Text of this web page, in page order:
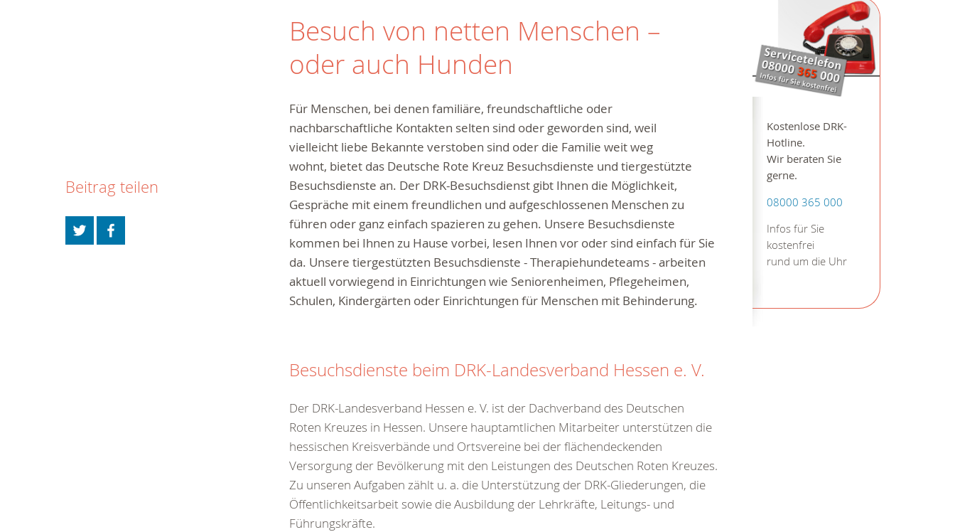
Kostenlose DRK-
Hotline.
Wir beraten Sie
gerne.
08000 365 000
Infos für Sie
kostenfrei
rund um die Uhr
Besuch von netten Menschen –
oder auch Hunden
Für Menschen, bei denen familiäre, freundschaftliche oder
nachbarschaftliche Kontakten selten sind oder geworden sind, weil
vielleicht liebe Bekannte verstoben sind oder die Familie weit weg
wohnt, bietet das Deutsche Rote Kreuz Besuchsdienste und tiergestützte
Besuchsdienste an. Der DRK-Besuchsdienst gibt Ihnen die Möglichkeit,
Gespräche mit einem freundlichen und aufgeschlossenen Menschen zu
führen oder ganz einfach spazieren zu gehen. Unsere Besuchsdienste
kommen bei Ihnen zu Hause vorbei, lesen Ihnen vor oder sind einfach für Sie
da. Unsere tiergestützten Besuchsdienste - Therapiehundeteams - arbeiten
aktuell vorwiegend in Einrichtungen wie Seniorenheimen, Pflegeheimen,
Schulen, Kindergärten oder Einrichtungen für Menschen mit Behinderung.
Besuchsdienste beim DRK-Landesverband Hessen e. V.
Der DRK-Landesverband Hessen e. V. ist der Dachverband des Deutschen
Roten Kreuzes in Hessen. Unsere hauptamtlichen Mitarbeiter unterstützen die
hessischen Kreisverbände und Ortsvereine bei der flächendeckenden
Versorgung der Bevölkerung mit den Leistungen des Deutschen Roten Kreuzes.
Zu unseren Aufgaben zählt u. a. die Unterstützung der DRK-Gliederungen, die
Öffentlichkeitsarbeit sowie die Ausbildung der Lehrkräfte, Leitungs- und
Führungskräfte.
Beitrag teilen